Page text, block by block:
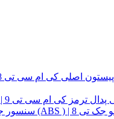
پیستون اصلی kmc t8| پیستون اصلی کی ام سی تی 8 | پیستون اصلی جک تی 8